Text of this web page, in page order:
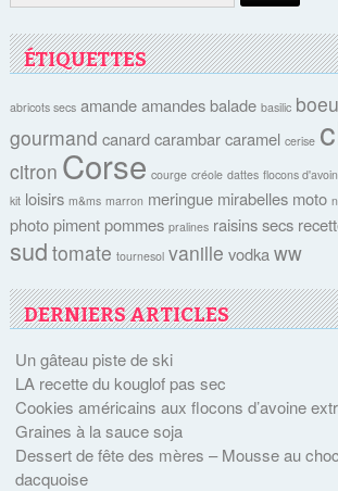
ÉTIQUETTES
abricots secs amande amandes balade basilic
gourmand canard carambar caramel cerise
citron Corse courge créole dattes flocons
kit loisirs m&ms marron meringue mirabelles moto
photo piment pommes pralines raisins secs
sud tomate tournesol vanille vodka ww
DERNIERS ARTICLES
Un gâteau piste de ski
LA recette du kouglof pas sec
Cookies américains aux flocons d’avoine
Graines à la sauce soja
Dessert de fête des mères – Mousse au
dacquoise